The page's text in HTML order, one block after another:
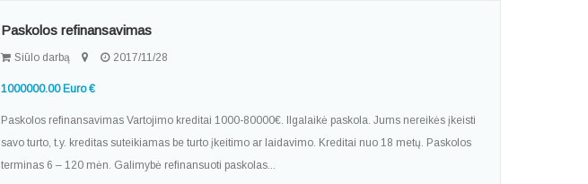
Paskolos refinansavimas
Siūlo darbą 2017/11/28
1000000.00 Euro €
Paskolos refinansavimas Vartojimo kreditai 1000-80000€. Ilgalaikė paskola. Jums nereikės įkeisti
savo turto, t.y. kreditas suteikiamas be turto įkeitimo ar laidavimo. Kreditai nuo 18 metų. Paskolos
terminas 6 – 120 mėn. Galimybė refinansuoti paskolas...